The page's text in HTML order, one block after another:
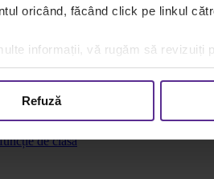
oricând, făcând click pe linkul
informații, vă rugăm să revizuiți
Refuză
de clasă